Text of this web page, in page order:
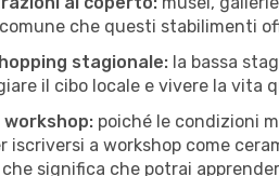
che questi stabilimenti
stagionale: la bassa
il cibo locale e vivere la vita
poiché le condizioni
iscriversi a workshop come
significa che potrai